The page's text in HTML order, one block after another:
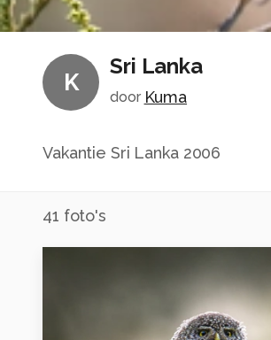
K
Sri Lanka
door Kuma
Vakantie Sri Lanka 2006
41 foto's